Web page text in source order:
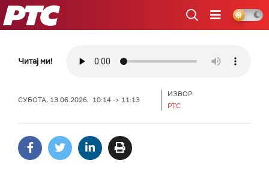
РТС
Читај ми!
СУБОТА, 13.06.2026, 10:14 -> 11:13
ИЗВОР:
РТС